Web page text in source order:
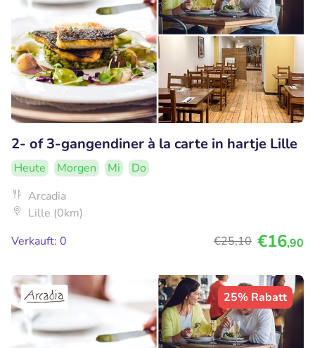
2- of 3-gangendiner à la carte in hartje Lille
Heute Morgen Mi
Do
Arcadia
Lille (0km)
Verkauft: 0
€25,10 €16,90
25% Rabatt